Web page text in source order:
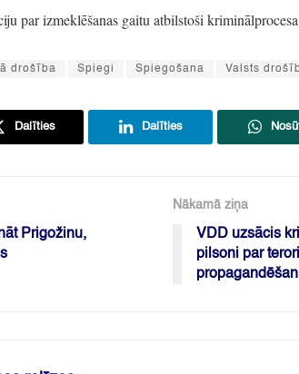
par izmeklēšanas gaitu atbilstoši
drošība Spiegi Spiegošana Valsts
Dalīties Dalīties
Prigožinu,
Nākamā ziņa
VDD uzsācis
pilsoni par